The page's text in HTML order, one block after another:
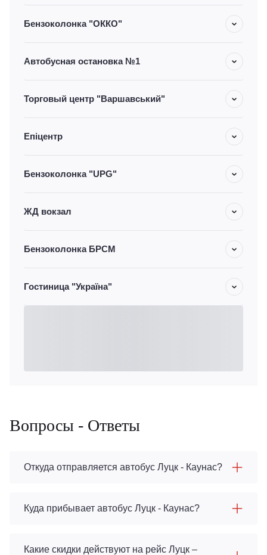
Бензоколонка "ОККО"
Автобусная остановка №1
Торговый центр "Варшавський"
Епіцентр
Бензоколонка "UPG"
ЖД вокзал
Бензоколонка БРСМ
Гостиница "Україна"
Вопросы - Ответы
Откуда отправляется автобус Луцк - Каунас?
Куда прибывает автобус Луцк - Каунас?
Какие скидки действуют на рейс Луцк –